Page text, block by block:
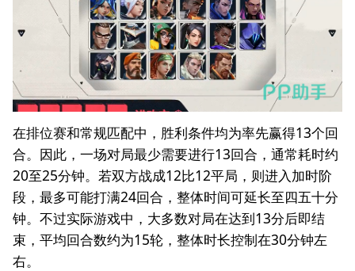
在排位赛和常规匹配中，胜利条件均为率先赢得13个回
合。因此，一场对局最少需要进行13回合，通常耗时约
20至25分钟。若双方战成12比12平局，则进入加时阶
段，最多可能打满24回合，整体时间可延长至四五十分
钟。不过实际游戏中，大多数对局在达到13分后即结
束，平均回合数约为15轮，整体时长控制在30分钟左
右。